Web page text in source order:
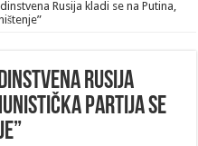
Rusija kladi se na Putina,
Rusija
partija se